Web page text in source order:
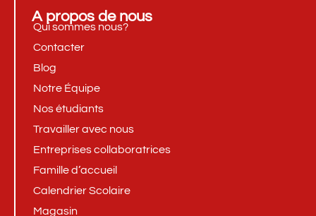
A propos de nous
Qui sommes nous?
Contacter
Blog
Notre Équipe
Nos étudiants
Travailler avec nous
Entreprises collaboratrices
Famille d’accueil
Calendrier Scolaire
Magasin